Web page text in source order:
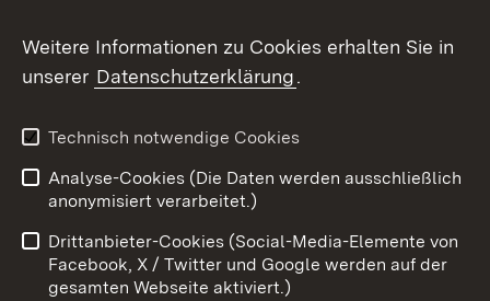
X / Twitter
Youtube
Impressum
Kontakt
Barrierefreiheit
Datenschutz
Cookies
Weitere Informationen zu Cookies erhalten Sie in
unserer Datenschutzerklärung.
Technisch notwendige Cookies
Analyse-Cookies (Die Daten werden ausschließlich
anonymisiert verarbeitet.)
Drittanbieter-Cookies (Social-Media-Elemente von
Facebook, X / Twitter und Google werden auf der
gesamten Webseite aktiviert.)